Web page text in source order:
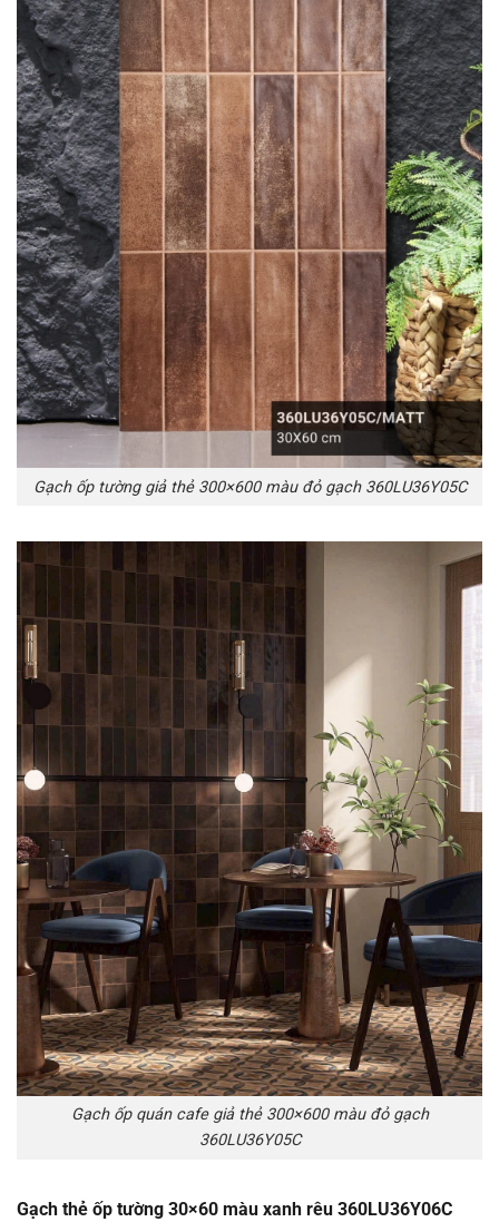
Gạch ốp tường giả thẻ 300×600 màu đỏ gạch 360LU36Y05C
Gạch ốp quán cafe giả thẻ 300×600 màu đỏ gạch
360LU36Y05C
Gạch thẻ ốp tường 30×60 màu xanh rêu 360LU36Y06C